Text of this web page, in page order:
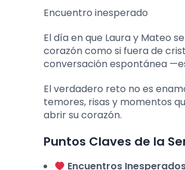
Encuentro inesperado
El día en que Laura y Mateo
corazón como si fuera de
conversación espontánea
El verdadero reto no es
temores, risas y momentos
abrir su corazón.
Puntos Claves de la
Encuentros